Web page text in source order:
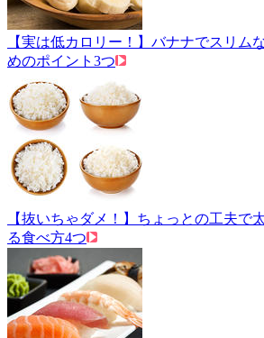
【実は低カロリー！】バナナでスリム
めのポイント3つ
【抜いちゃダメ！】ちょっとの工夫で
る食べ方4つ